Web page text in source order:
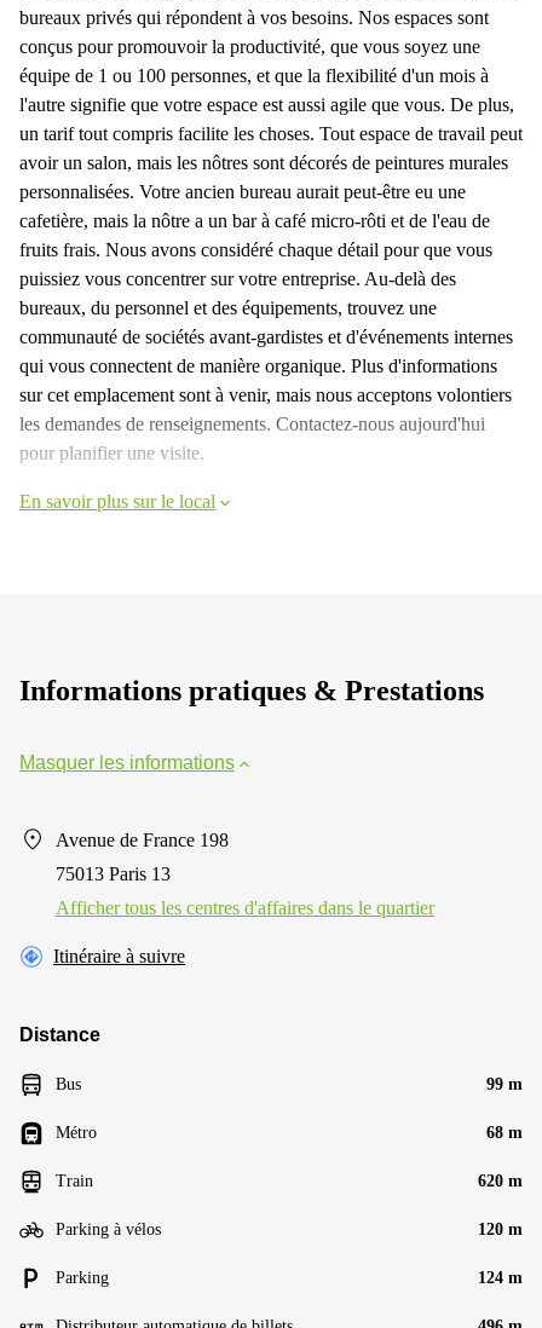
bureaux privés qui répondent à vos besoins. Nos espaces sont
conçus pour promouvoir la productivité, que vous soyez une
équipe de 1 ou 100 personnes, et que la flexibilité d'un mois à
l'autre signifie que votre espace est aussi agile que vous. De plus,
un tarif tout compris facilite les choses. Tout espace de travail peut
avoir un salon, mais les nôtres sont décorés de peintures murales
personnalisées. Votre ancien bureau aurait peut-être eu une
cafetière, mais la nôtre a un bar à café micro-rôti et de l'eau de
fruits frais. Nous avons considéré chaque détail pour que vous
puissiez vous concentrer sur votre entreprise. Au-delà des
bureaux, du personnel et des équipements, trouvez une
communauté de sociétés avant-gardistes et d'événements internes
qui vous connectent de manière organique. Plus d'informations
sur cet emplacement sont à venir, mais nous acceptons volontiers
les demandes de renseignements. Contactez-nous aujourd'hui
pour planifier une visite.
En savoir plus sur le local
Informations pratiques & Prestations
Masquer les informations
Avenue de France 198
75013 Paris 13
Afficher tous les centres d'affaires dans le quartier
Itinéraire à suivre
Distance
Bus 99 m
Métro 68 m
Train 620 m
Parking à vélos 120 m
Parking 124 m